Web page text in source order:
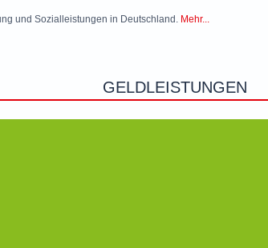
und Sozialleistungen in Deutschland. Mehr...
GELDLEISTUNGEN